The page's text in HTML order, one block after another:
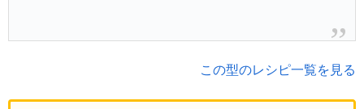
この型のレシピ一覧を見る